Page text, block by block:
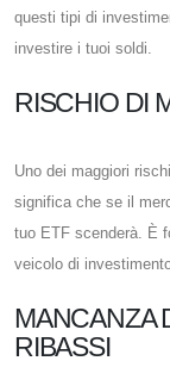
questi tipi di
investire i tuoi soldi.
RISCHIO DI
Uno dei maggiori
significa che se il
tuo ETF scenderà. È
veicolo di
MANCANZA
RIBASSI